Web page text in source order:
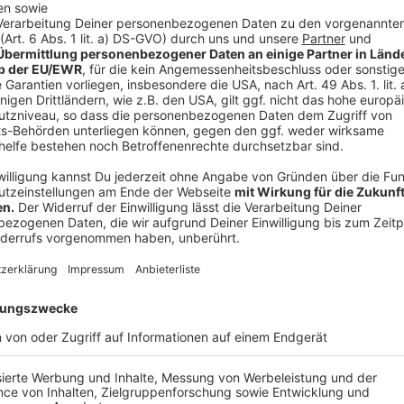
Anzeige
Und so bereitet ihr das Essen zu
Anzeige
Estragon , Kerbel und Petersilie fein schneiden.
Vinaigrette rühren und die Kräuter dazugeben.
Den Staudensellerie putzen, die Blätter als
In kochendem Salzwasser blanchieren und in
rühren. Die getrockneten Birnen fein würfeln
Das Brot mit der Käsemasse bestreichen und
bis der Käse zerläuft.